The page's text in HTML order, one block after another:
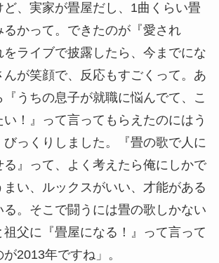
ど、実家が畳屋だし、1曲くらい畳
かって。できたのが『愛され
ライブで披露したら、今までにな
んが笑顔で、反応もすごくって。あ
『うちの息子が就職に悩んでて、こ
！』って言ってもらえたのにはう
っくりしました。『畳の歌で人に
』って、よく考えたら俺にしかで
まい、ルックスがいい、才能がある
る。そこで闘うには畳の歌しかない
父に『畳屋になる！』って言って
2013年ですね」。